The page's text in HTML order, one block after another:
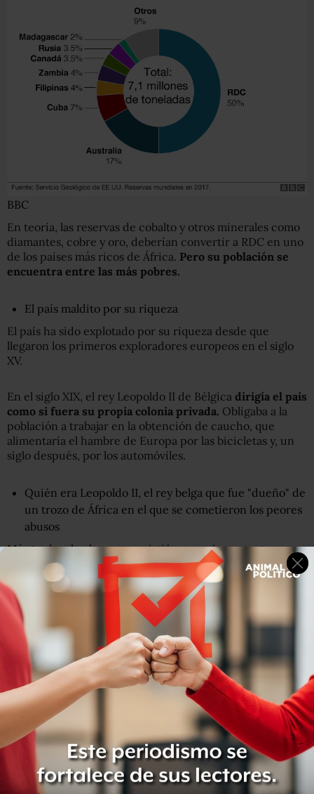
BBC
En teoría, las reservas de cobalto y otros minerales como
diamantes, cobre y oro, deberían convertir a RDC en uno
de los países más ricos de África. Pero su población se
encuentra entre las más pobres.
El país maldito por su riqueza
El país ha sido explotado por su riqueza desde que
llegaron los primeros exploradores europeos en el siglo
XV.
En el siglo XIX, el rey Leopoldo II de Bélgica dirigía el país
como si fuera su propia colonia privada. Obligaba a la
población a trabajar en la obtención de caucho, que
alimentaría el hambre de Europa por las bicicletas y, un
siglo después, por los automóviles.
Quién era Leopoldo II, el rey belga que fue "dueño" de
un trozo de África en el que se cometieron los peores
abusos
Más tarde, el cobre se convirtió en una importante
exportación para los colonizadores.
En la era posterior a la independencia,
rico a medida que el país empobrecía.
Actualmente, la
corrupción y la mala gestión impiden que la riqueza del
país se utilice para sacar a las personas de la pobreza.
3. Es un país enorme
RDC tiene aproximadamente el tamaño de la parte
continental de Europa occidental.
Su deficiente infraestructura hace que sea muy difícil
trasladarse de un lado a otro, lo que añade desafíos
logísticos para organizar las elecciones de este domingo.